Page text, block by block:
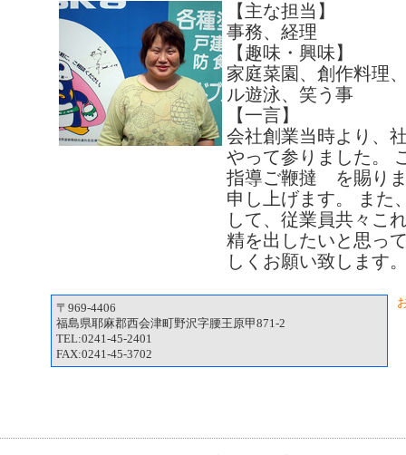
【主な担当】
事務、経理
【趣味・興味】
家庭菜園、創作料理
ル遊泳、笑う事
【一言】
会社創業当時より、
やって参りました。
指導ご鞭撻 を賜り
申し上げます。 また
して、従業員共々こ
精を出したいと思っ
しくお願い致します
〒969-4406
福島県耶麻郡西会津町野沢字腰王原甲871-2
TEL:0241-45-2401
FAX:0241-45-3702